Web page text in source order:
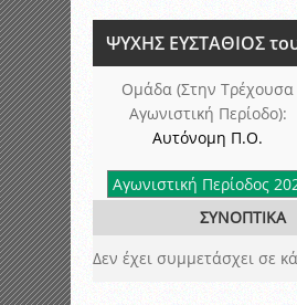
ΨΥΧΗΣ ΕΥΣΤΑΘΙΟΣ
Ομάδα (Στην Τρέχουσα
Αγωνιστική Περίοδο):
Αυτόνομη Π.Ο.
ΣΥΝΟΠΤΙΚΑ
Δεν έχει συμμετάσχει σε